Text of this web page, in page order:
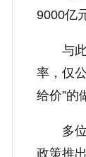
9000亿
与
率，仅
给价”的
多
政策推